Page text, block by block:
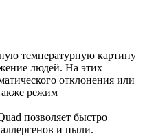
температурную картину
людей. На этих
отклонения или
режим
позволяет быстро
и пыли.